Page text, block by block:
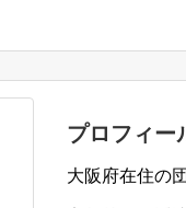
プロフィー
大阪府在住の